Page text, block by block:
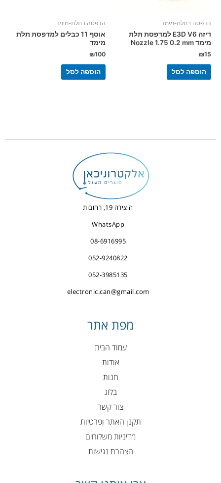
הדפסה בתלת-מימד
דיזה E3D V6 למדפסת תלת
מימד Nozzle 1.75 0.2 mm
₪15
הוספה לסל
הדפסה בתלת-מימד
אוסף 11 כבלים למדפסת תלת
מימד
₪100
הוספה לסל
היצירה 19, רחובות
WhatsApp
08-6916995
052-9240822
052-3985135
electronic.can@gmail.com
מפת אתר
עמוד הבית
אודות
חנות
בלוג
צור קשר
תקנן האתר ופרטיות
מדיניות משלוחים
הצהרת נגישות